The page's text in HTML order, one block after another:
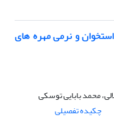
و نرمی مهره های
محمد بابایی توسکی
چکیده تفصیلی